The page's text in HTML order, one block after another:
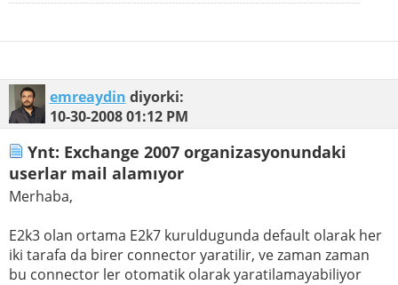
emreaydin diyorki:
10-30-200801:12 PM
Ynt: Exchange 2007 organizasyonundaki
userlar mail alamıyor
Merhaba,
E2k3 olan ortama E2k7 kuruldugunda default olarak her
iki tarafa da birer connector yaratilir, ve zaman zaman
bu connector ler otomatik olarak yaratilamayabiliyor